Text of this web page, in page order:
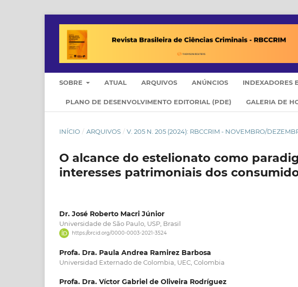
SOBRE ATUAL ARQUIVOS ANÚNCIOS INDEXADORES
PLANO DE DESENVOLVIMENTO EDITORIAL (PDE) GALERIA DE
INÍCIO / ARQUIVOS / V. 205 N. 205 (2024): RBCCRIM - NOVEMBRO/
O alcance do estelionato como
interesses patrimoniais dos
Dr. José Roberto Macri Júnior
Universidade de São Paulo, USP, Brasil
https://orcid.org/0000-0003-2021-3524
Profa. Dra. Paula Andrea Ramirez Barbosa
Universidad Externado de Colombia, UEC, Colombia
Profa. Dra. Víctor Gabriel de Oliveira Rodríguez